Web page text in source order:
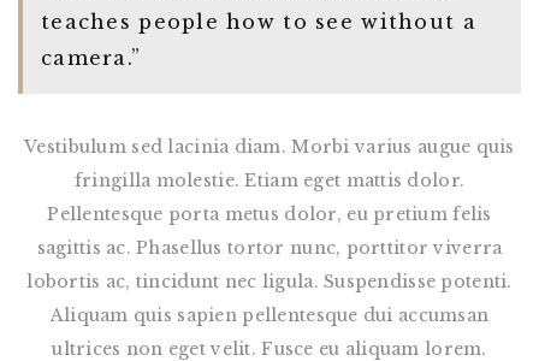
teaches people how to see without a
camera.”
Vestibulum sed lacinia diam. Morbi varius augue quis
fringilla molestie. Etiam eget mattis dolor.
Pellentesque porta metus dolor, eu pretium felis
sagittis ac. Phasellus tortor nunc, porttitor viverra
lobortis ac, tincidunt nec ligula. Suspendisse potenti.
Aliquam quis sapien pellentesque dui accumsan
ultrices non eget velit. Fusce eu aliquam lorem.